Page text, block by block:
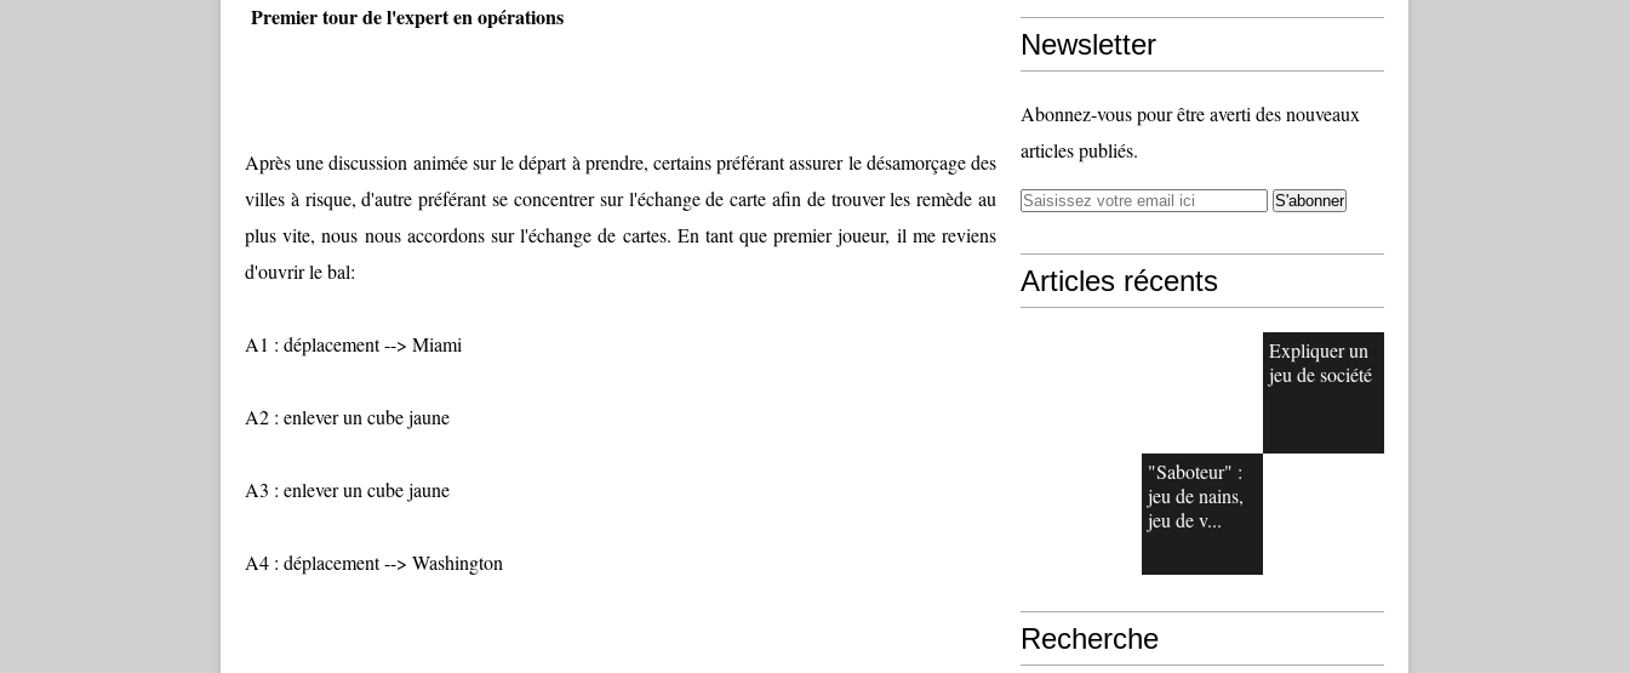
Premier tour de l'expert en opérations
Après une discussion animée sur le départ à prendre, certains préférant assurer le désamorçage des
villes à risque, d'autre préférant se concentrer sur l'échange de carte afin de trouver les remède au
plus vite, nous nous accordons sur l'échange de cartes. En tant que premier joueur, il me reviens
d'ouvrir le bal:
A1 : déplacement --> Miami
A2 : enlever un cube jaune
A3 : enlever un cube jaune
A4 : déplacement --> Washington
Newsletter
Abonnez-vous pour être averti des nouveaux
articles publiés.
Articles récents
Expliquer un
jeu de société
"Saboteur" :
jeu de nains,
jeu de v...
Recherche